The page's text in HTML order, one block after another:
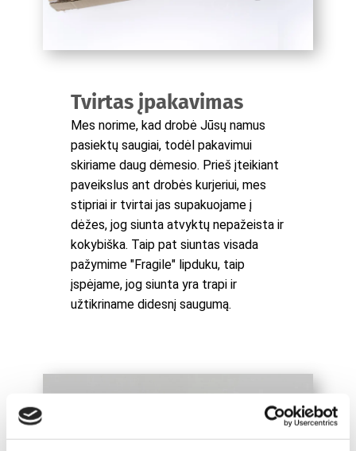
Tvirtas įpakavimas
Mes norime, kad drobė Jūsų namus
pasiektų saugiai, todėl pakavimui
skiriame daug dėmesio. Prieš įteikiant
paveikslus ant drobės kurjeriui, mes
stipriai ir tvirtai jas supakuojame į
dėžes, jog siunta atvyktų nepažeista ir
kokybiška. Taip pat siuntas visada
pažymime "Fragile" lipduku, taip
įspėjame, jog siunta yra trapi ir
užtikriname didesnį saugumą.